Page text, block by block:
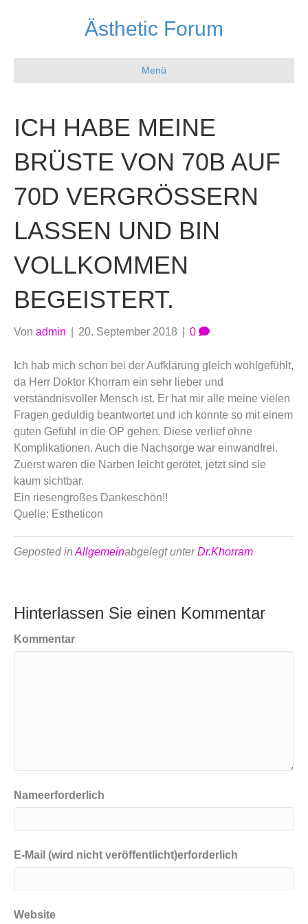
Ästhetic Forum
Menü
ICH HABE MEINE
BRÜSTE VON 70B AUF
70D VERGRÖSSERN L
ASSEN UND BIN V
OLLKOMMEN B
EGEISTERT.
Von admin 20. September 2018 0
Ich hab mich schon bei der Aufklärung gleich wohlgefühlt,
da Herr Doktor Khorram ein sehr lieber und
verständnisvoller Mensch ist. Er hat mir alle meine vielen
Fragen geduldig beantwortet und ich konnte so mit einem
guten Gefühl in die OP gehen. Diese verlief ohne
Komplikationen. Auch die Nachsorge war einwandfrei.
Zuerst waren die Narben leicht gerötet, jetzt sind sie
kaum sichtbar.
Ein riesengroßes Dankeschön!!
Quelle: Estheticon
Geposted in Allgemeinabgelegt unterDr.Khorram
Hinterlassen Sie einen Kommentar
Kommentar
Nameerforderlich
E-Mail (wird nicht veröffentlicht)erforderlich
Website